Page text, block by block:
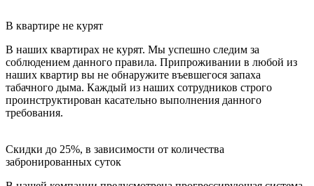
В квартире не курят
В наших квартирах не курят. Мы успешно следим за
соблюдением данного правила. Припроживании в любой из
наших квартир вы не обнаружите въевшегося запаха
табачного дыма. Каждый из наших сотрудников строго
проинструктирован касательно выполнения данного
требования.
Скидки до 25%, в зависимости от количества
забронированных суток